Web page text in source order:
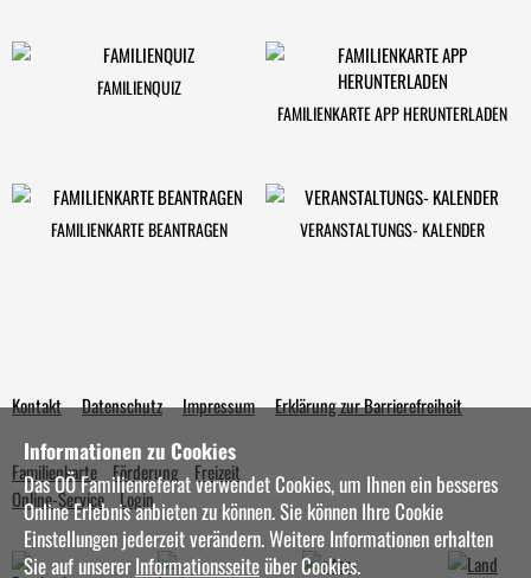
Informationen zu Cookies
Das OÖ Familienreferat verwendet Cookies, um Ihnen ein besseres
Online Erlebnis anbieten zu können. Sie können Ihre Cookie
Einstellungen jederzeit verändern. Weitere Informationen erhalten
Sie auf unsererInformationsseite über Cookies.
Kontakt Datenschutz Impressum Erklärung zur Barrierefreiheit
Familienkarte Förderung
Freizeit
Online-Service Login
FAMILIENQUIZ
FAMILIENKARTE APP HERUNTERLADEN
FAMILIENKARTE BEANTRAGEN VERANSTALTUNGS- KALENDER